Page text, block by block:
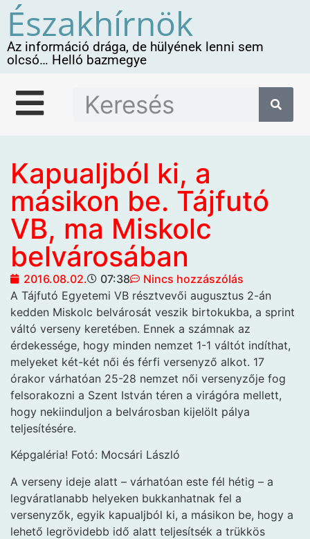
Északhírnök
Az információ drága, de hülyének lenni sem
olcsó… Helló bazmegye
Kapualjból ki, a
másikon be. Tájfutó
VB, ma Miskolc
belvárosában
2016.08.02. 07:38
Nincs hozzászólás
A Tájfutó Egyetemi VB résztvevői augusztus 2-án
kedden Miskolc belvárosát veszik birtokukba, a sprint
váltó verseny keretében. Ennek a számnak az
érdekessége, hogy minden nemzet 1-1 váltót indíthat,
melyeket két-két női és férfi versenyző alkot. 17
órakor várhatóan 25-28 nemzet női versenyzője fog
felsorakozni a Szent István téren a virágóra mellett,
hogy nekiinduljon a belvárosban kijelölt pálya
teljesítésére.
Képgaléria! Fotó: Mocsári László
A verseny ideje alatt – várhatóan este fél hétig – a
legváratlanabb helyeken bukkanhatnak fel a
versenyzők, egyik kapualjból ki, a másikon be, hogy a
lehető legrövidebb idő alatt teljesítsék a trükkös